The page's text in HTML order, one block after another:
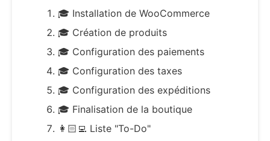
🎓 Installation de WooCommerce
🎓 Création de produits
🎓 Configuration des paiements
🎓 Configuration des taxes
🎓 Configuration des expéditions
🎓 Finalisation de la boutique
👩🏻‍💻 Liste "To-Do"